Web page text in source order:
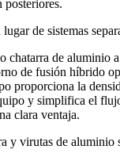
posteriores.
de sistemas
chatarra de
de fusión híbrido
la
y simplifica el
clara ventaja.
y virutas de aluminio